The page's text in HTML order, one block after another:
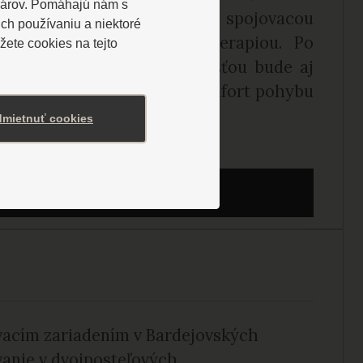
nie je prepojený spojovacou
Wellness Spa a Balneoterapiou. Po
hotela, ktorej súčasťou bude aj
zabezpečí ešte väčší komfort pohybu
zariadením v Bardejovských
Pomáhajú nám s
používaniu a niektoré
cookies na tejto
cookies